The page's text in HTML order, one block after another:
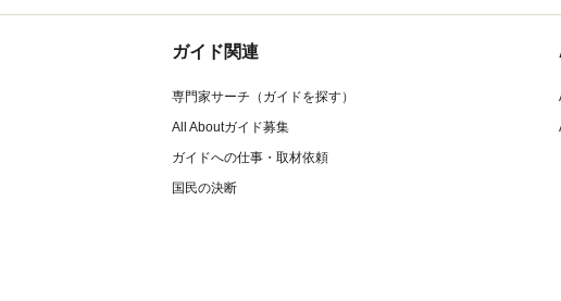
ガイド関連
専門家サーチ（ガイドを探す）
All Aboutガイド募集
ガイドへの仕事・取材依頼
国民の決断